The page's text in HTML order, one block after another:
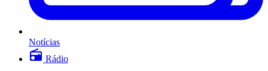
Notícias
Rádio